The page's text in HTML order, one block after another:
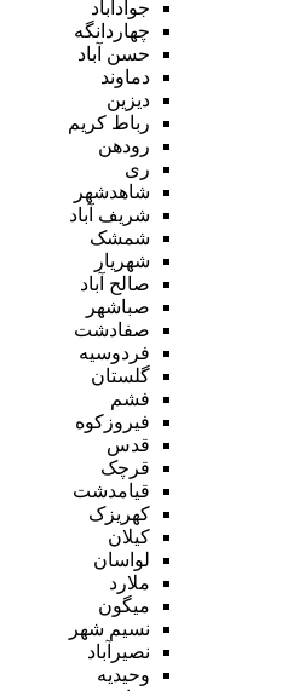
جوادآباد
چهاردانگه
حسن آباد
دماوند
دیزین
رباط کریم
رودهن
ری
شاهدشهر
شریف آباد
شمشک
شهریار
صالح آباد
صباشهر
صفادشت
فردوسیه
گلستان
فشم
فیروزکوه
قدس
قرچک
قیامدشت
کهریزک
کیلان
لواسان
ملارد
میگون
نسیم شهر
نصیرآباد
وحیدیه